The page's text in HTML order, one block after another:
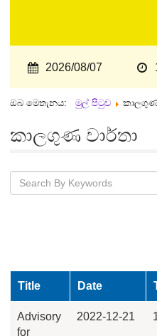
2026/08/07
ඔබ මෙතැනය: මුල් පිටුව කාලගුණ
කාලගුණ වාර්තා
Title Date
Advisory
for
2022-12-21